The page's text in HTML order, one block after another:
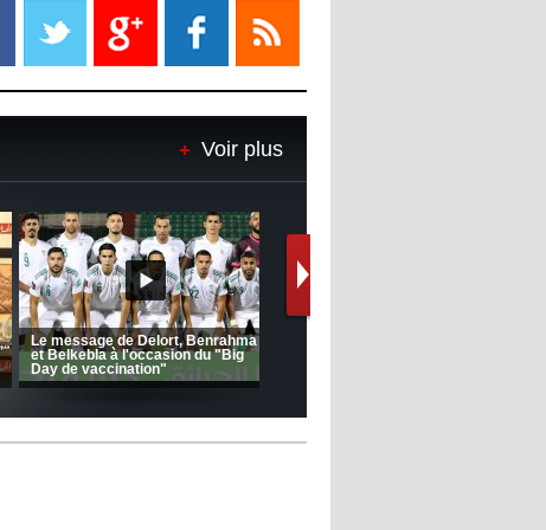
propriétaire
Le Barça savoure sa première
place et chambre le Real Madrid
de matchs"
12:39 - 2022/11/06
Real : Les dirigeants veulent le
départ d'Hazard cet hiver
Voir plus
(Coupe de la CAF) Nkana FC 1 -
CRB 0